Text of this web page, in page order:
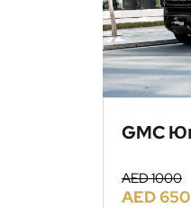
GMC
AED 1000
AED 650